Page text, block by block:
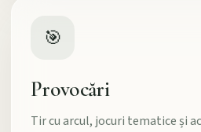
🎯
Provocări
Tir cu arcul, jocuri tematice și